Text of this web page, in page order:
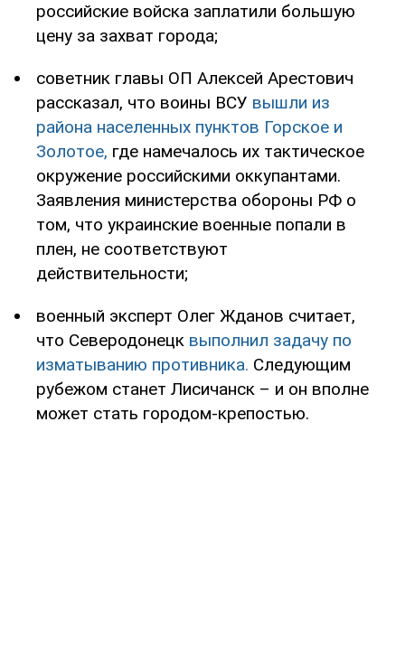
российские войска заплатили большую
цену за захват города;
советник главы ОП Алексей Арестович
рассказал, что воины ВСУ вышли из
района населенных пунктов Горское и
Золотое, где намечалось их тактическое
окружение российскими оккупантами.
Заявления министерства обороны РФ о
том, что украинские военные попали в
плен, не соответствуют
действительности;
военный эксперт Олег Жданов считает,
что Северодонецк выполнил задачу по
изматыванию противника. Следующим
рубежом станет Лисичанск – и он вполне
может стать городом-крепостью.